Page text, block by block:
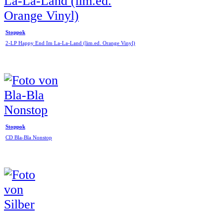
Stoppok
2-LP Happy End Im La-La-Land (lim.ed. Orange Vinyl)
Stoppok
CD Bla-Bla Nonstop